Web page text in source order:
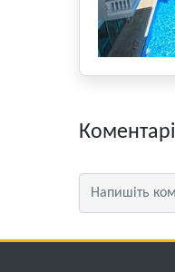
Коментарі